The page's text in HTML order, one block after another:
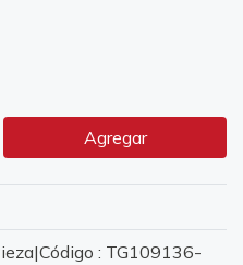
Agregar
: TG109136-